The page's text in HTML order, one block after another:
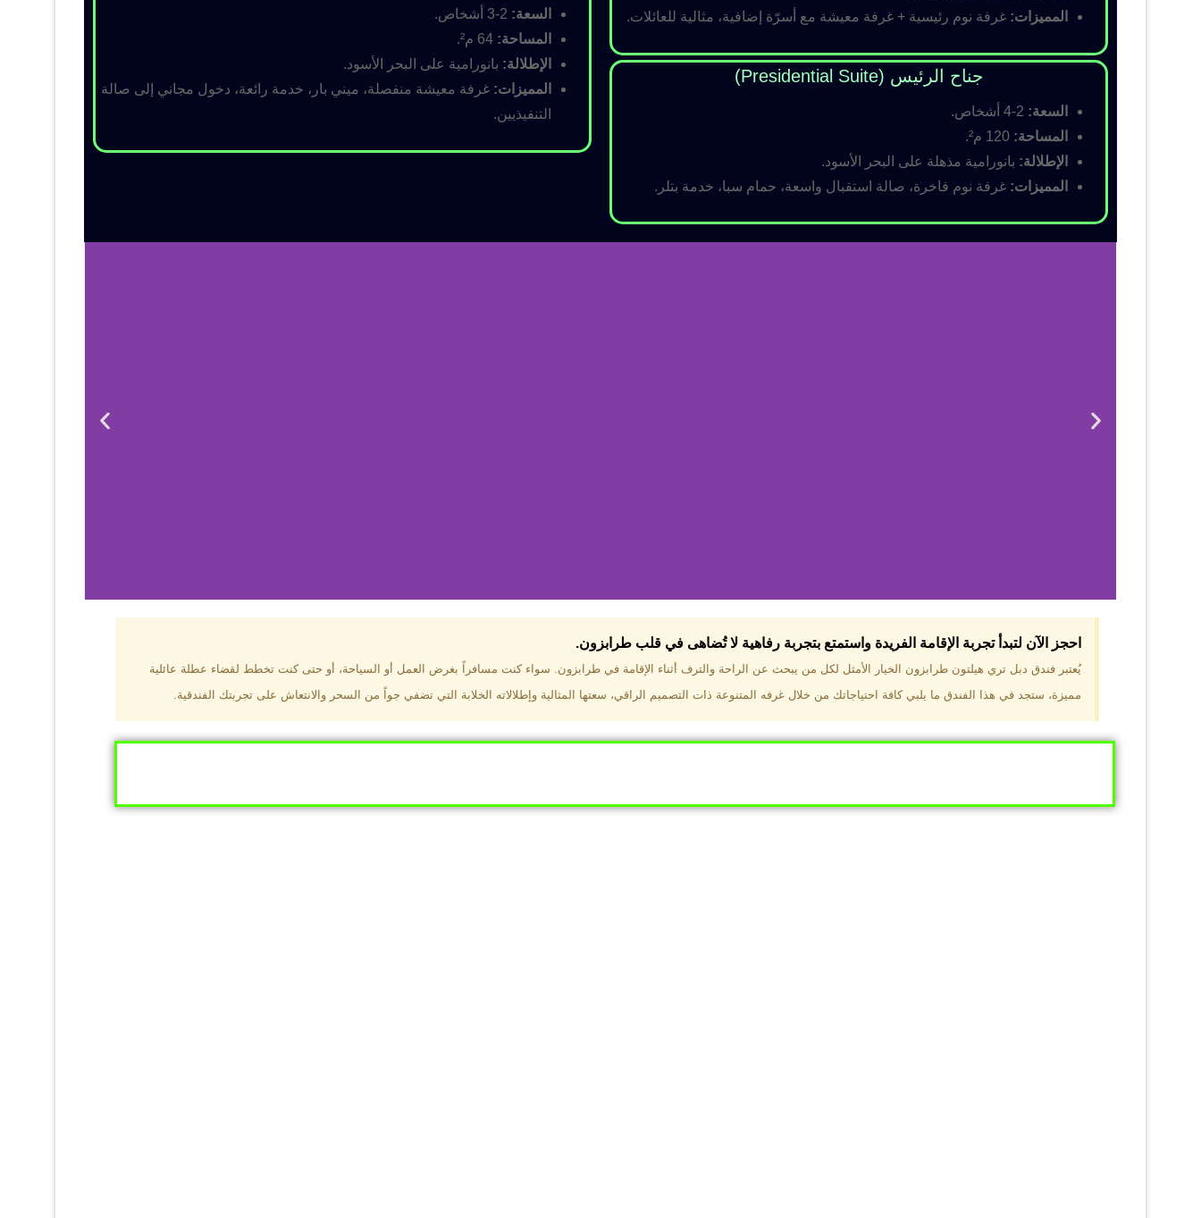
المميزات: غرفة نوم رئيسية + غرفة معيشة مع أسرّة إضافية، مثالية للعائلات.
جناح الرئيس (Presidential Suite)
السعة:
المساحة:
الإطلالة: بانورامية مذهلة على البحر الأسود.
المميزات: غرفة نوم فاخرة، صالة استقبال واسعة، حمام سبا، خدمة بتلر.
السعة:
المساحة:
الإطلالة: بانورامية على البحر الأسود.
المميزات: غرفة معيشة منفصلة، ميني بار، خدمة رائعة، دخول مجاني إلى صالة
التنفيذيين.
لماذا تختار فندق دبل تري هيلتون طرابزون؟
والجبال الخضراء. مرافق متكاملة تشمل مسبحًا داخليًا، سبا، صالة ألعاب رياضية، ومطاعم عالمية.
احجز الآن لتبدأ تجربة الإقامة الفريدة واستمتع بتجربة رفاهية لا تُضاهى في قلب طرابزون.​
يُعتبر فندق دبل تري هيلتون طرابزون الخيار الأمثل لكل من يبحث عن الراحة والترف أثناء الإقامة في طرابزون. سواء كنت مسافراً بغرض العمل أو السياحة، أو حتى كنت تخطط لقضاء عطلة عائلية
مميزة، ستجد في هذا الفندق ما يلبي كافة احتياجاتك من خلال غرفه المتنوعة ذات التصميم الراقي، سعتها المثالية وإطلالاته الخلابة التي تضفي جواً من السحر والانتعاش على تجربتك الفندقية.